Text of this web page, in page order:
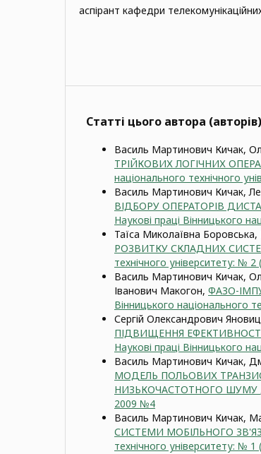
аспірант кафедри
Статті цього автора
Василь Мартинович Кичак,
ТРІЙКОВИХ ЛОГІЧНИХ
національного технічного
Василь Мартинович Кичак,
ВІДБОРУ ОПЕРАТОРІВ
Наукові праці Вінницького
Таїса Миколаївна
РОЗВИТКУ СКЛАДНИХ
технічного університету: №
Василь Мартинович Кичак,
Іванович Макогон, ФАЗО-
Вінницького національного
Сергій Олександрович
ПІДВИЩЕННЯ
Наукові праці Вінницького
Василь Мартинович Кичак,
МОДЕЛЬ ПОЛЬОВИХ
НИЗЬКОЧАСТОТНОГО ШУМУ
2009 №4
Василь Мартинович Кичак,
СИСТЕМИ МОБІЛЬНОГО
технічного університету: №